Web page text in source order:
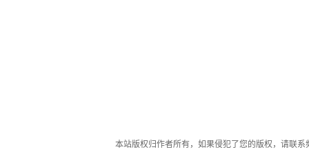
本站版权归作者所有，如果侵犯了您的版权，请联